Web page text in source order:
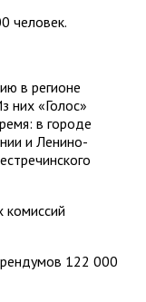
человек.
в регионе
них «Голос»
в городе
и Ленино-
комиссий
122 000